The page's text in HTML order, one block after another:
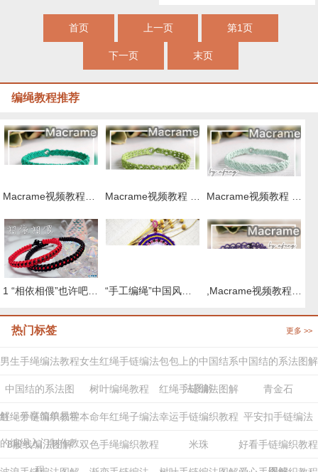
首页 上一页 第1页
下一页 末页
编绳教程推荐
“手工编绳”中国风桃花扇挂件编织教程视频（上集）
更多 >>
热门标签
男生手绳编法教程女生红绳手链编法包包上的中国结系
法图解
中国结的系法图解
中国结的系法图
解，分享简单易学
的编绳入门制作教
程
树叶编绳教程 红绳手链编法图解 青金石
红绳手链编织教程本命年红绳子编法幸运手链编织教程 平安扣手链编法
8股线编法图解 双色手绳编织教程 米珠 好看手链编织教程